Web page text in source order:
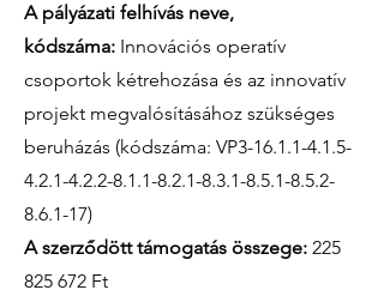
A pályázati felhívás neve,
kódszáma: Innovációs operatív
csoportok kétrehozása és az innovatív
projekt megvalósításához szükséges
beruházás (kódszáma: VP3-16.1.1-4.1.5-
4.2.1-4.2.2-8.1.1-8.2.1-8.3.1-8.5.1-8.5.2-
8.6.1-17)
A szerződött támogatás összege: 225
825 672 Ft